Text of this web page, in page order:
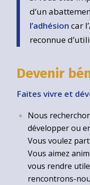
d’un
l’adhésion car
reconnue
Devenir
Faites vivre et
Nous
développer ou
Vous voulez
Vous aimez
vous rendre
rencontrons-